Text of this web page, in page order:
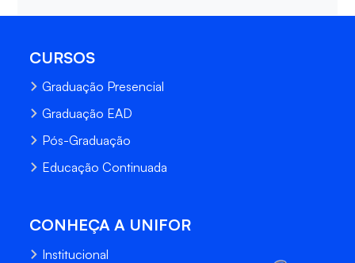
CURSOS
Graduação Presencial
Graduação EAD
Pós-Graduação
Educação Continuada
CONHEÇA A UNIFOR
Institucional